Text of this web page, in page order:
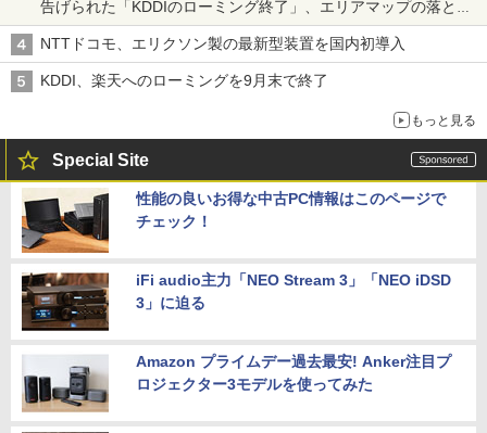
告げられた「KDDIのローミング終了」、エリアマップの落とし
穴と楽天モバイルの課題
NTTドコモ、エリクソン製の最新型装置を国内初導入
KDDI、楽天へのローミングを9月末で終了
もっと見る
Special Site
性能の良いお得な中古PC情報はこのページで
チェック！
iFi audio主力「NEO Stream 3」「NEO iDSD
3」に迫る
Amazon プライムデー過去最安! Anker注目プ
ロジェクター3モデルを使ってみた